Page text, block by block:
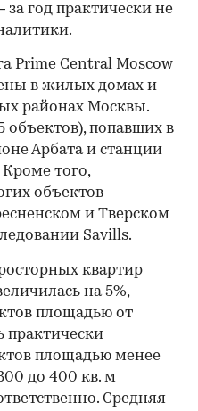
год практически не
Prime Central Moscow
в жилых домах и
районах Москвы.
объектов), попавших в
Арбата и станции
того,
объектов
и Тверском
Savills.
квартир
на 5%,
площадью от
практически
площадью менее
до 400 кв. м
Средняя